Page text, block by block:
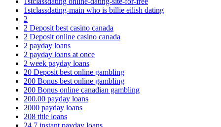
1stclassdating-main who is billie eilish dating
2
2 Deposit best casino canada
2 Deposit online casino canada
2 payday loans
2 payday loans at once
2 week payday loans
20 Deposit best online gambling
200 Bonus best online gambling
200 Bonus online canadian gambling
200.00 payday loans
2000 payday loans
208 title loans
24 7 instant payday loans